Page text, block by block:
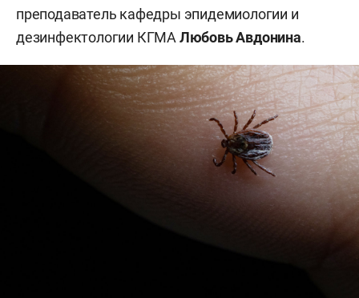
преподаватель кафедры эпидемиологии и
дезинфектологии КГМА Любовь Авдонина.